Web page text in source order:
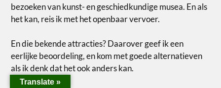
bezoeken van kunst- en geschiedkundige musea. En als
het kan, reis ik met het openbaar vervoer.
En die bekende attracties? Daarover geef ik een
eerlijke beoordeling, en kom met goede alternatieven
als ik denk dat het ook anders kan.
Translate »